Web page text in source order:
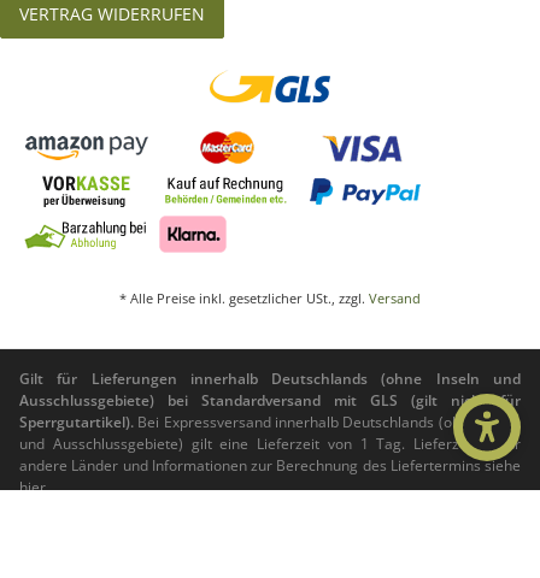
VERTRAG WIDERRUFEN
* Alle Preise inkl. gesetzlicher USt., zzgl. Versand
Gilt für Lieferungen innerhalb Deutschlands (ohne Inseln und
Ausschlussgebiete) bei Standardversand mit GLS (gilt nicht für
Sperrgutartikel). Bei Expressversand innerhalb Deutschlands (ohne Inseln
und Ausschlussgebiete) gilt eine Lieferzeit von 1 Tag. Lieferzeiten für
andere Länder und Informationen zur Berechnung des Liefertermins siehe
hier.